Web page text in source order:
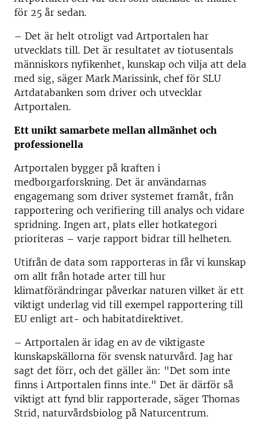
för 25 år sedan.
– Det är helt otroligt vad Artportalen har
utvecklats till. Det är resultatet av tiotusentals
människors nyfikenhet, kunskap och vilja att dela
med sig, säger Mark Marissink, chef för SLU
Artdatabanken som driver och utvecklar
Artportalen.
Ett unikt samarbete mellan allmänhet och
professionella
Artportalen bygger på kraften i
medborgarforskning. Det är användarnas
engagemang som driver systemet framåt, från
rapportering och verifiering till analys och vidare
spridning. Ingen art, plats eller hotkategori
prioriteras – varje rapport bidrar till helheten.
Utifrån de data som rapporteras in får vi kunskap
om allt från hotade arter till hur
klimatförändringar påverkar naturen vilket är ett
viktigt underlag vid till exempel rapportering till
EU enligt art- och habitatdirektivet.
– Artportalen är idag en av de viktigaste
kunskapskällorna för svensk naturvård. Jag har
sagt det förr, och det gäller än: "Det som inte
finns i Artportalen finns inte." Det är därför så
viktigt att fynd blir rapporterade, säger Thomas
Strid, naturvårdsbiolog på Naturcentrum.